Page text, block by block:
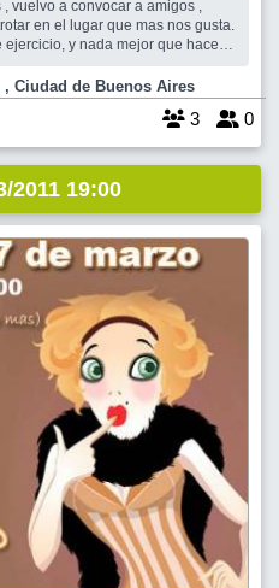
vuelvo a convocar a amigos ,
en el lugar que mas nos gusta.
y nada mejor que hacerlo
Caballito , Ciudad de Buenos Aires
3 0
2011 19:00